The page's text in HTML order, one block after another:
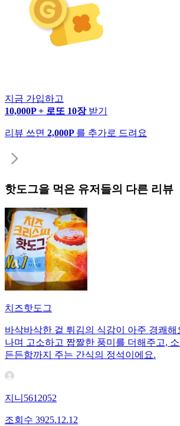
지금 가입하고
10,000P + 로또 10장 받기
리뷰 쓰면 2,000P 를 추가로 드려요
핫도그을 먹은 유저들의 다른 리뷰
치즈핫도그
바삭바삭한 겉 튀김의 식감이 아주 경쾌해
나며 고소하고 짭짤한 풍미를 더해주고,
든든함까지 주는 간식의 정석이에요.
지니5612052
조회수 3925.12.12